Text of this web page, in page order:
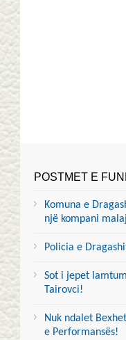
POSTMET E
Komuna e
një kompani
Policia e
Sot i jepet
Tairovci!
Nuk ndalet
e Performansës!